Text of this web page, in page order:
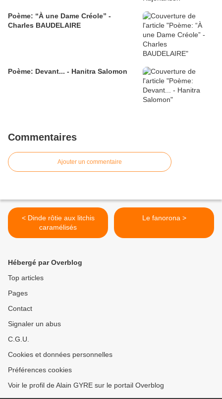
Poème: “À une Dame Créole” -
Charles BAUDELAIRE
Poème: Devant... - Hanitra Salomon
Commentaires
Ajouter un commentaire
< Dinde rôtie aux litchis
caramélisés
Le fanorona >
Hébergé par Overblog
Top articles
Pages
Contact
Signaler un abus
C.G.U.
Cookies et données personnelles
Préférences cookies
Voir le profil de Alain GYRE sur le portail Overblog